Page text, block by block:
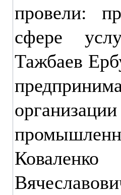
провели:
сфере
Тажбаев